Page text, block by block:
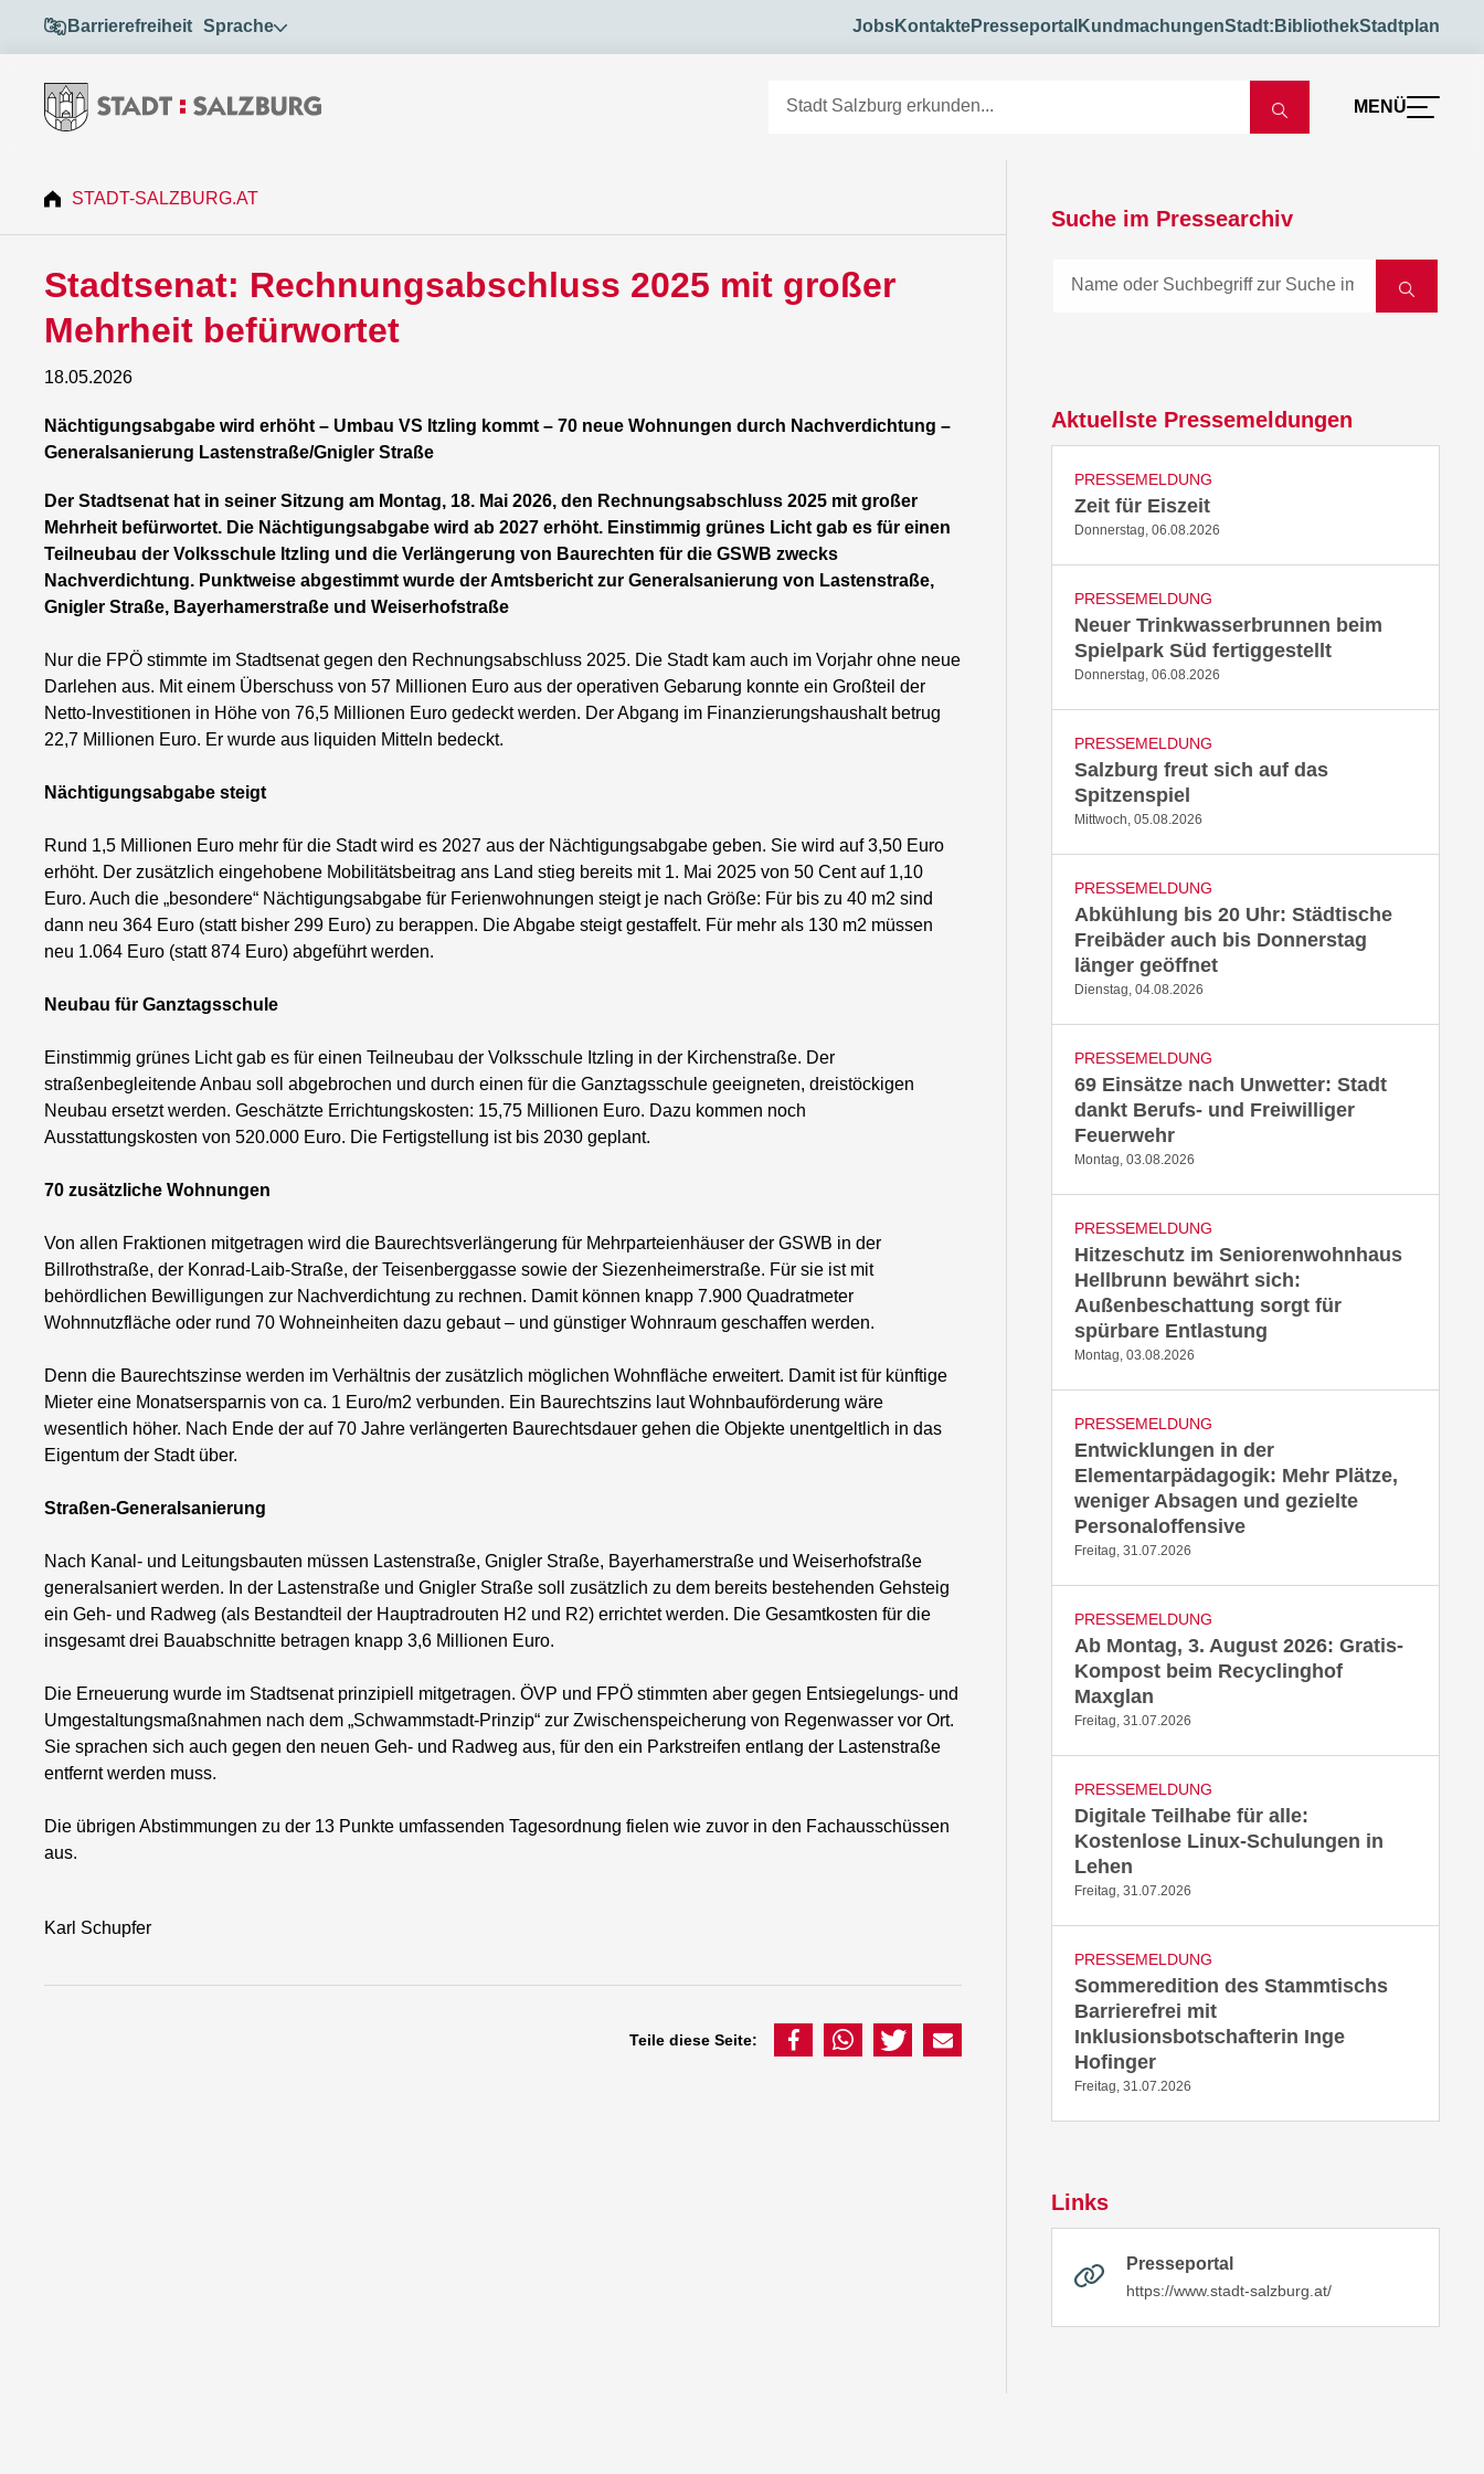
Barrierefreiheit Sprache JobsKontaktePresseportal KundmachungenStadt:BibliothekStadtplan
MENÜ
STADT-SALZBURG.AT
Stadtsenat: Rechnungsabschluss 2025 mit großer
Mehrheit befürwortet
18.05.2026
Nächtigungsabgabe wird erhöht – Umbau VS Itzling kommt – 70 neue Wohnungen durch Nachverdichtung –
Generalsanierung Lastenstraße/Gnigler Straße
Der Stadtsenat hat in seiner Sitzung am Montag, 18. Mai 2026, den Rechnungsabschluss 2025 mit großer
Mehrheit befürwortet. Die Nächtigungsabgabe wird ab 2027 erhöht. Einstimmig grünes Licht gab es für einen
Teilneubau der Volksschule Itzling und die Verlängerung von Baurechten für die GSWB zwecks
Nachverdichtung. Punktweise abgestimmt wurde der Amtsbericht zur Generalsanierung von Lastenstraße,
Gnigler Straße, Bayerhamerstraße und Weiserhofstraße
Nur die FPÖ stimmte im Stadtsenat gegen den Rechnungsabschluss 2025. Die Stadt kam auch im Vorjahr ohne neue
Darlehen aus. Mit einem Überschuss von 57 Millionen Euro aus der operativen Gebarung konnte ein Großteil der
Netto-Investitionen in Höhe von 76,5 Millionen Euro gedeckt werden. Der Abgang im Finanzierungshaushalt betrug
22,7 Millionen Euro. Er wurde aus liquiden Mitteln bedeckt.
Nächtigungsabgabe steigt
Rund 1,5 Millionen Euro mehr für die Stadt wird es 2027 aus der Nächtigungsabgabe geben. Sie wird auf 3,50 Euro
erhöht. Der zusätzlich eingehobene Mobilitätsbeitrag ans Land stieg bereits mit 1. Mai 2025 von 50 Cent auf 1,10
Euro. Auch die „besondere“ Nächtigungsabgabe für Ferienwohnungen steigt je nach Größe: Für bis zu 40 m2 sind
dann neu 364 Euro (statt bisher 299 Euro) zu berappen. Die Abgabe steigt gestaffelt. Für mehr als 130 m2 müssen
neu 1.064 Euro (statt 874 Euro) abgeführt werden.
Neubau für Ganztagsschule
Einstimmig grünes Licht gab es für einen Teilneubau der Volksschule Itzling in der Kirchenstraße. Der
straßenbegleitende Anbau soll abgebrochen und durch einen für die Ganztagsschule geeigneten, dreistöckigen
Neubau ersetzt werden. Geschätzte Errichtungskosten: 15,75 Millionen Euro. Dazu kommen noch
Ausstattungskosten von 520.000 Euro. Die Fertigstellung ist bis 2030 geplant.
70 zusätzliche Wohnungen
Von allen Fraktionen mitgetragen wird die Baurechtsverlängerung für Mehrparteienhäuser der GSWB in der
Billrothstraße, der Konrad-Laib-Straße, der Teisenberggasse sowie der Siezenheimerstraße. Für sie ist mit
behördlichen Bewilligungen zur Nachverdichtung zu rechnen. Damit können knapp 7.900 Quadratmeter
Wohnnutzfläche oder rund 70 Wohneinheiten dazu gebaut – und günstiger Wohnraum geschaffen werden.
Denn die Baurechtszinse werden im Verhältnis der zusätzlich möglichen Wohnfläche erweitert. Damit ist für künftige
Mieter eine Monatsersparnis von ca. 1 Euro/m2 verbunden. Ein Baurechtszins laut Wohnbauförderung wäre
wesentlich höher. Nach Ende der auf 70 Jahre verlängerten Baurechtsdauer gehen die Objekte unentgeltlich in das
Eigentum der Stadt über.
Straßen-Generalsanierung
Nach Kanal- und Leitungsbauten müssen Lastenstraße, Gnigler Straße, Bayerhamerstraße und Weiserhofstraße
generalsaniert werden. In der Lastenstraße und Gnigler Straße soll zusätzlich zu dem bereits bestehenden Gehsteig
ein Geh- und Radweg (als Bestandteil der Hauptradrouten H2 und R2) errichtet werden. Die Gesamtkosten für die
insgesamt drei Bauabschnitte betragen knapp 3,6 Millionen Euro.
Die Erneuerung wurde im Stadtsenat prinzipiell mitgetragen. ÖVP und FPÖ stimmten aber gegen Entsiegelungs- und
Umgestaltungsmaßnahmen nach dem „Schwammstadt-Prinzip“ zur Zwischenspeicherung von Regenwasser vor Ort.
Sie sprachen sich auch gegen den neuen Geh- und Radweg aus, für den ein Parkstreifen entlang der Lastenstraße
entfernt werden muss.
Die übrigen Abstimmungen zu der 13 Punkte umfassenden Tagesordnung fielen wie zuvor in den Fachausschüssen
aus.
Karl Schupfer
Teile diese Seite:
Suche im Pressearchiv
Aktuellste Pressemeldungen
PRESSEMELDUNG
Zeit für Eiszeit
Donnerstag, 06.08.2026
PRESSEMELDUNG
Neuer Trinkwasserbrunnen beim
Spielpark Süd fertiggestellt
Donnerstag, 06.08.2026
PRESSEMELDUNG
Salzburg freut sich auf das
Spitzenspiel
Mittwoch, 05.08.2026
PRESSEMELDUNG
Abkühlung bis 20 Uhr: Städtische
Freibäder auch bis Donnerstag
länger geöffnet
Dienstag, 04.08.2026
PRESSEMELDUNG
69 Einsätze nach Unwetter: Stadt
dankt Berufs- und Freiwilliger
Feuerwehr
Montag, 03.08.2026
PRESSEMELDUNG
Hitzeschutz im Seniorenwohnhaus
Hellbrunn bewährt sich:
Außenbeschattung sorgt für
spürbare Entlastung
Montag, 03.08.2026
PRESSEMELDUNG
Entwicklungen in der
Elementarpädagogik: Mehr Plätze,
weniger Absagen und gezielte
Personaloffensive
Freitag, 31.07.2026
PRESSEMELDUNG
Ab Montag, 3. August 2026: Gratis-
Kompost beim Recyclinghof
Maxglan
Freitag, 31.07.2026
PRESSEMELDUNG
Digitale Teilhabe für alle:
Kostenlose Linux-Schulungen in
Lehen
Freitag, 31.07.2026
PRESSEMELDUNG
Sommeredition des Stammtischs
Barrierefrei mit
Inklusionsbotschafterin Inge
Hofinger
Freitag, 31.07.2026
Links
Presseportal
https://www.stadt-salzburg.at/